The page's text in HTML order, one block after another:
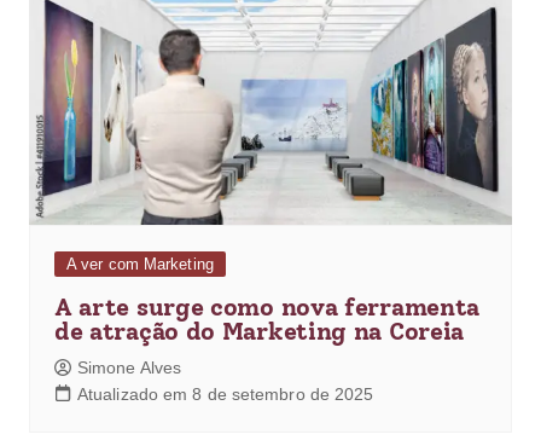
A ver com Marketing
A arte surge como nova ferramenta
de atração do Marketing na Coreia
Simone Alves
Atualizado em 8 de setembro de 2025